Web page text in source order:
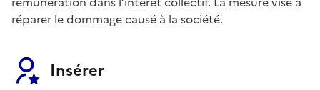
réparer le dommage causé à la société.
Insérer